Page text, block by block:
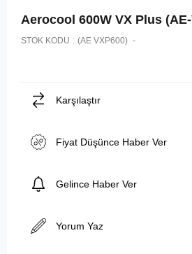
Aerocool 600W VX Plus
STOK KODU (AE VXP600)
Karşılaştır
Fiyat Düşünce Haber Ver
Gelince Haber Ver
Yorum Yaz